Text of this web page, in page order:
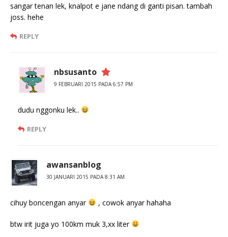
sangar tenan lek, knalpot e jane ndang di ganti pisan. tambah
joss. hehe
REPLY
nbsusanto
9 FEBRUARI 2015 PADA 6:57 PM
dudu nggonku lek..
REPLY
awansanblog
30 JANUARI 2015 PADA 8:31 AM
cihuy boncengan anyar , cowok anyar hahaha
btw irit juga yo 100km muk 3,xx liter